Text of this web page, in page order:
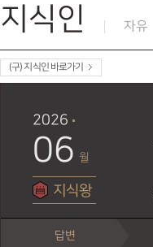
지식인 자유
(구) 지식인 바로가기
2026
06 월
지식왕
답변